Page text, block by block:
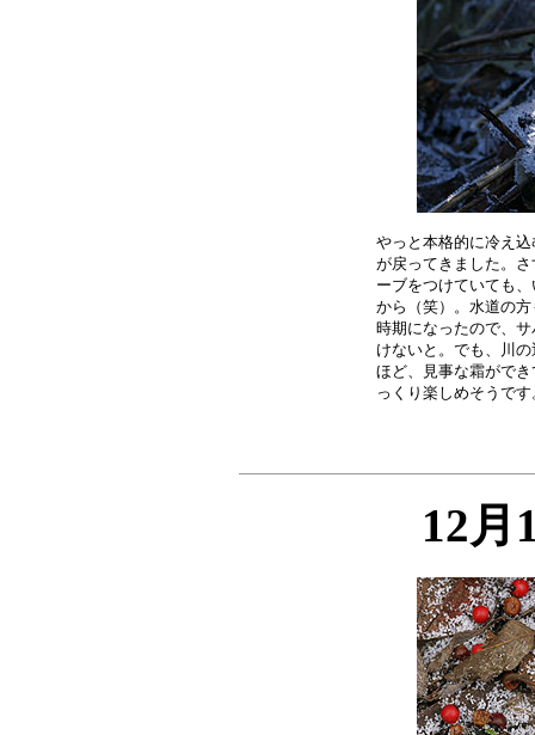
やっと本格的に冷え
が戻ってきました。
ーブをつけていても
から（笑）。水道の
時期になったので、
けないと。でも、川
ほど、見事な霜がで
12月